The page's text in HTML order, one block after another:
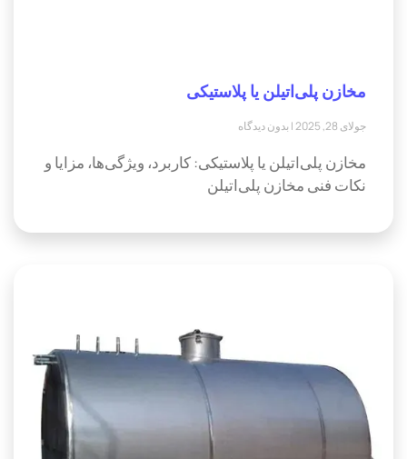
مخازن پلی‌اتیلن یا پلاستیکی
جولای 28, 2025 بدون دیدگاه
مخازن پلی‌اتیلن یا پلاستیکی: کاربرد، ویژگی‌ها، مزایا و
نکات فنی مخازن پلی‌اتیلن